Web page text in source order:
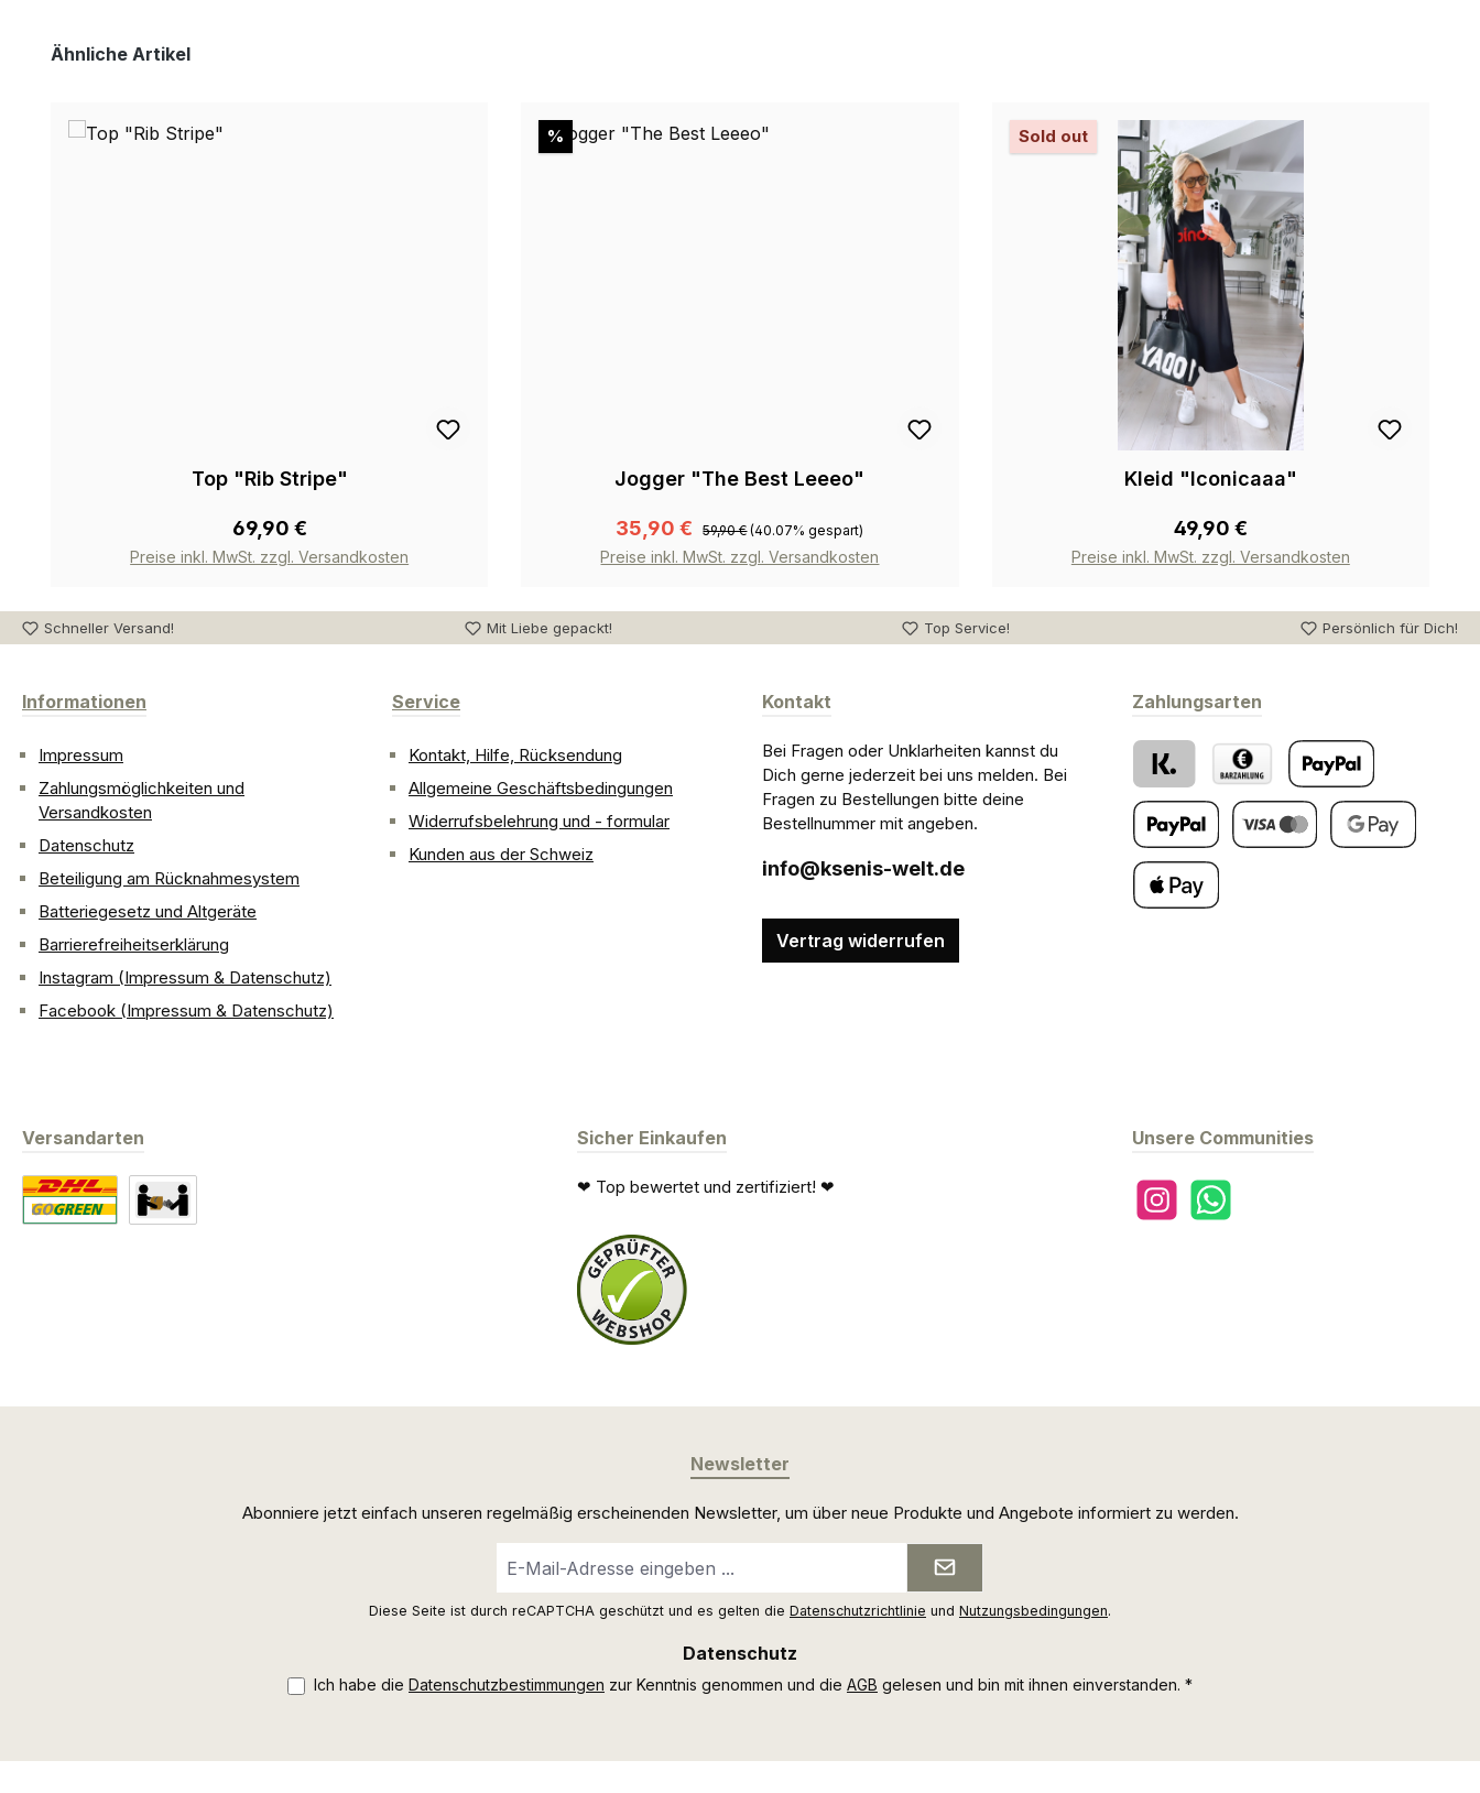
Produktgalerie überspringen
Ähnliche Artikel
Top "Rib Stripe"
69,90 €
Preise inkl. MwSt. zzgl. Versandkosten
% Rabatt
Jogger "The Best Leeeo"
35,90 € 59,90 € (40.07% gespart)
Preise inkl. MwSt. zzgl. Versandkosten
Sold out
Kleid "Iconicaaa"
49,90 €
Preise inkl. MwSt. zzgl. Versandkosten
Schneller Versand! Mit Liebe gepackt! Top Service! Persönlich für Dich!
Informationen
Impressum
Zahlungsmöglichkeiten und
Versandkosten
Datenschutz
Beteiligung am Rücknahmesystem
Batteriegesetz und Altgeräte
Barrierefreiheitserklärung
Instagram (Impressum & Datenschutz)
Facebook (Impressum & Datenschutz)
Service
Kontakt, Hilfe, Rücksendung
Allgemeine Geschäftsbedingungen
Widerrufsbelehrung und - formular
Kunden aus der Schweiz
Kontakt
Bei Fragen oder Unklarheiten kannst du
Dich gerne jederzeit bei uns melden. Bei
Fragen zu Bestellungen bitte deine
Bestellnummer mit angeben.
info@ksenis-welt.de
Vertrag widerrufen
Unsere Communities
InstagramWhatsApp
Zahlungsarten
PayPal
Später Bezahlen
Klarna Barzahlung bei Abholung
Versandarten Sicher Einkaufen
❤ Top bewertet und zertifiziert! ❤
Newsletter
Abonniere jetzt einfach unseren regelmäßig erscheinenden Newsletter, um über neue Produkte und Angebote informiert zu werden.
Mail-
Diese Seite ist durch reCAPTCHA geschützt und es gelten die Datenschutzrichtlinie und Nutzungsbedingungen.
Datenschutz
Ich habe die Datenschutzbestimmungen zur Kenntnis genommen und die AGB gelesen und bin mit ihnen einverstanden. *